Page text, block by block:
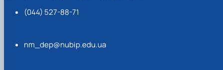
(044) 527-88-71
nm_dep@nubip.edu.ua